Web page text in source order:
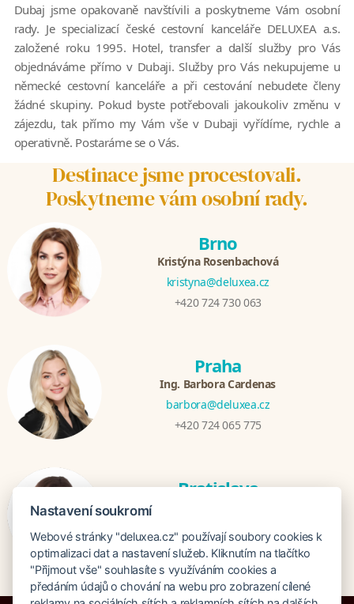
Dubaj jsme opakovaně navštívili a poskytneme Vám osobní
rady. Je specializací české cestovní kanceláře DELUXEA a.s.
založené roku 1995. Hotel, transfer a další služby pro Vás
objednáváme přímo v Dubaji. Služby pro Vás nekupujeme u
německé cestovní kanceláře a při cestování nebudete členy
žádné skupiny. Pokud byste potřebovali jakoukoliv změnu v
zájezdu, tak přímo my Vám vše v Dubaji vyřídíme, rychle a
operativně. Postaráme se o Vás.
Destinace jsme procestovali.
Poskytneme vám osobní rady.
Brno
Kristýna Rosenbachová
kristyna@deluxea.cz
+420 724 730 063
Praha
Ing. Barbora Cardenas
barbora@deluxea.cz
+420 724 065 775
Bratislava
+421 948 548 908
Nastavení soukromí
Webové stránky "deluxea.cz" používají soubory cookies k
optimalizaci dat a nastavení služeb. Kliknutím na tlačítko
"Přijmout vše" souhlasíte s využíváním cookies a
předáním údajů o chování na webu pro zobrazení cílené